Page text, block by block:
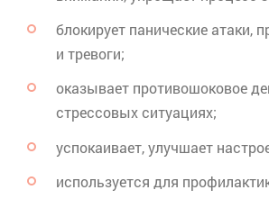
блокирует панические атаки,
и тревоги;
оказывает противошоковое
стрессовых ситуациях;
успокаивает, улучшает
используется для